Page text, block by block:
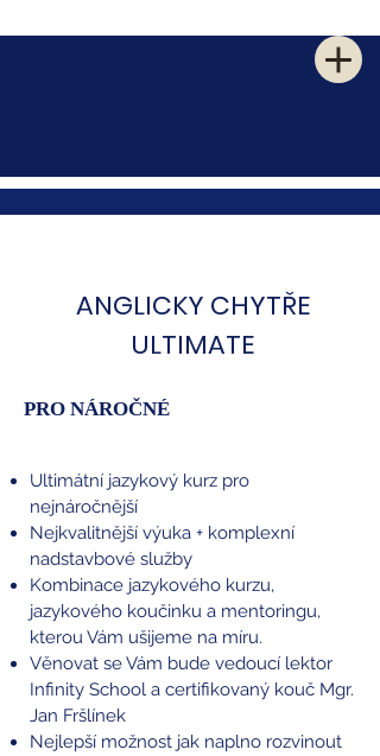
ANGLICKY CHYTŘE
ULTIMATE
PRO NÁROČNÉ
Ultimátní jazykový kurz pro
nejnáročnější
Nejkvalitnější výuka + komplexní
nadstavbové služby
Kombinace jazykového kurzu,
jazykového koučinku a mentoringu,
kterou Vám ušijeme na míru.
Věnovat se Vám bude vedoucí lektor
Infinity School a certifikovaný kouč Mgr.
Jan Fršlínek
Nejlepší možnost jak naplno rozvinout